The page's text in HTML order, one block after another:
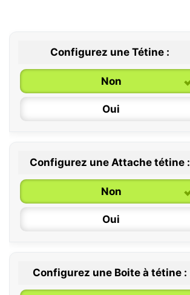
Configurez une Tétine :
Non
Oui
0 / 6 mois
6 / 36 mois
Configurez une Attache tétine :
Non
Oui
Configurez une Boite à tétine :